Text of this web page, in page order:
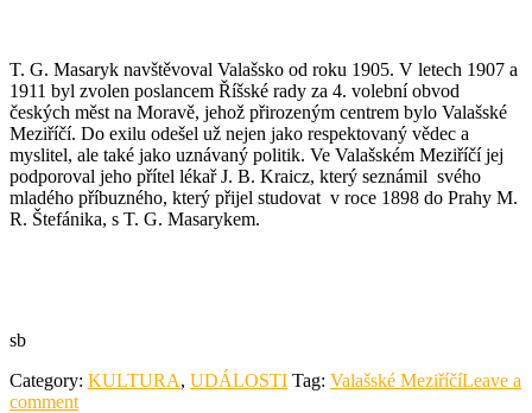
T. G. Masaryk navštěvoval Valašsko od roku 1905. V letech 1907 a
1911 byl zvolen poslancem Říšské rady za 4. volební obvod
českých měst na Moravě, jehož přirozeným centrem bylo Valašské
Meziříčí. Do exilu odešel už nejen jako respektovaný vědec a
myslitel, ale také jako uznávaný politik. Ve Valašském Meziříčí jej
podporoval jeho přítel lékař J. B. Kraicz, který seznámil svého
mladého příbuzného, který přijel studovat v roce 1898 do Prahy M.
R. Štefánika, s T. G. Masarykem.
sb
Category: KULTURA, UDÁLOSTI Tag: Valašské MeziříčíLeave a
comment